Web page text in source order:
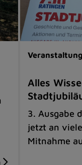
Alles
3. Ausgabe
jetzt an
Mitnahme